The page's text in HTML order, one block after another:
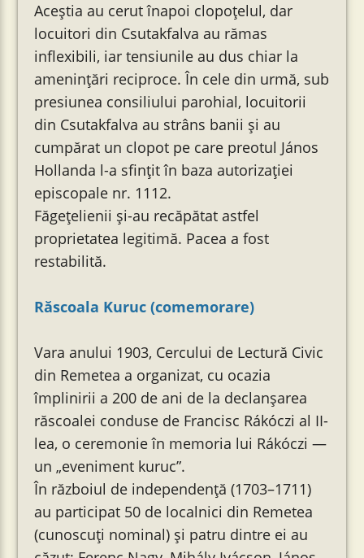
Aceștia au cerut înapoi clopoțelul, dar
locuitori din Csutakfalva au rămas
inflexibili, iar tensiunile au dus chiar la
amenințări reciproce. În cele din urmă, sub
presiunea consiliului parohial, locuitorii
din Csutakfalva au strâns banii și au
cumpărat un clopot pe care preotul János
Hollanda l-a sfințit în baza autorizației
episcopale nr. 1112.
Făgețelienii și-au recăpătat astfel
proprietatea legitimă. Pacea a fost
restabilită.
Răscoala Kuruc (comemorare)
Vara anului 1903, Cercului de Lectură Civic
din Remetea a organizat, cu ocazia
împlinirii a 200 de ani de la declanșarea
răscoalei conduse de Francisc Rákóczi al II-
lea, o ceremonie în memoria lui Rákóczi —
un „eveniment kuruc”.
În războiul de independență (1703–1711)
au participat 50 de localnici din Remetea
(cunoscuți nominal) și patru dintre ei au